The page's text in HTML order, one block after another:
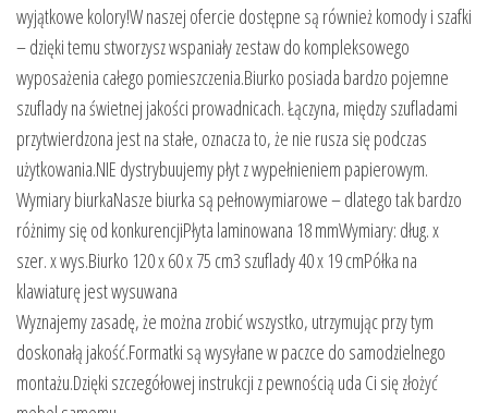
wyjątkowe kolory!W naszej ofercie dostępne są również komody i szafki
– dzięki temu stworzysz wspaniały zestaw do kompleksowego
wyposażenia całego pomieszczenia.Biurko posiada bardzo pojemne
szuflady na świetnej jakości prowadnicach. Łączyna, między szufladami
przytwierdzona jest na stałe, oznacza to, że nie rusza się podczas
użytkowania.NIE dystrybuujemy płyt z wypełnieniem papierowym.
Wymiary biurkaNasze biurka są pełnowymiarowe – dlatego tak bardzo
różnimy się od konkurencjiPłyta laminowana 18 mmWymiary: dług. x
szer. x wys.Biurko 120 x 60 x 75 cm3 szuflady 40 x 19 cmPółka na
klawiaturę jest wysuwana
Wyznajemy zasadę, że można zrobić wszystko, utrzymując przy tym
doskonałą jakość.Formatki są wysyłane w paczce do samodzielnego
montażu.Dzięki szczegółowej instrukcji z pewnością uda Ci się złożyć